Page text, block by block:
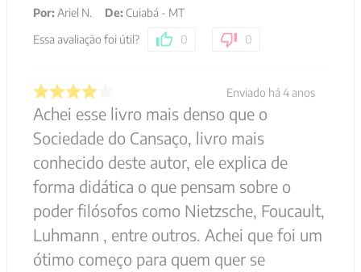
Por:Ariel N. De:Cuiabá - MT
Essa avaliação foi útil?
0 0
Enviado há 4 anos
Achei esse livro mais denso que o
Sociedade do Cansaço, livro mais
conhecido deste autor, ele explica de
forma didática o que pensam sobre o
poder filósofos como Nietzsche, Foucault,
Luhmann , entre outros. Achei que foi um
ótimo começo para quem quer se